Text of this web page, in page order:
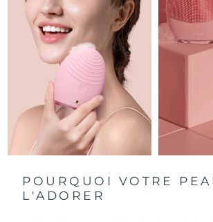
POURQUOI VOTRE
L'ADORER
Singapour
Slovaquie
Afrique du Sud
Corée du Sud
Espagne